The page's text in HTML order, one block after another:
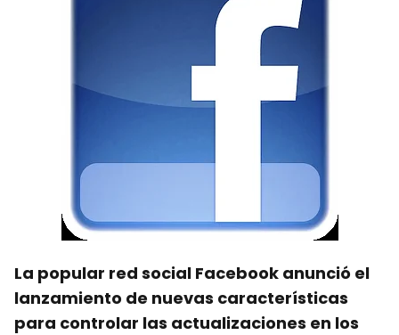
La popular red social Facebook anunció el
lanzamiento de nuevas características
para controlar las actualizaciones en los